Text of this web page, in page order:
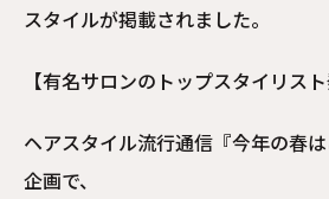
スタイルが掲載されました。
【有名サロンのトップスタイリス
ヘアスタイル流行通信『今年の春は
企画で、